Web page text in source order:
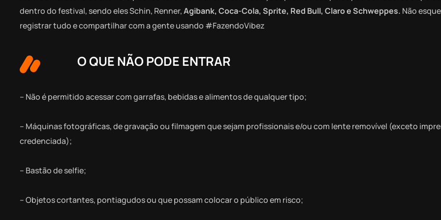
dentro do festival, sendo eles Schin, Renner,Agibank, Coca-Cola, Sprite, Red Bull, Claro e Schweppes. Não
registrar tudo e compartilhar com a gente usando #FazendoVibez
O QUE NÃO PODE ENTRAR
– Não é permitido acessar com garrafas, bebidas e alimentos de qualquer tipo;
– Máquinas fotográficas, de gravação ou filmagem que sejam profissionais e/ou com lente removível (exceto
credenciada);
– Bastão de selfie;
– Objetos cortantes, pontiagudos ou que possam colocar o público em risco;